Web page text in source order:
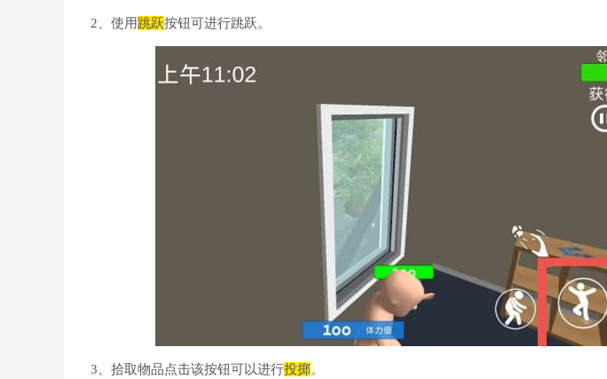
2、使用跳跃按钮可进行跳跃。
3、拾取物品点击该按钮可以进行投掷。